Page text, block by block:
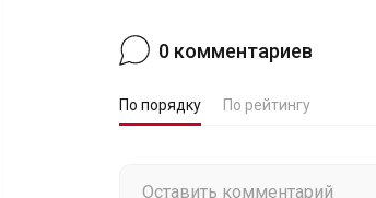
0 комментариев
По порядку По рейтингу